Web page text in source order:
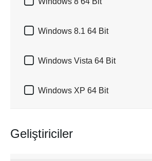
 Windows 8.1 64 Bit
 Windows Vista 64 Bit
 Windows XP 64 Bit
Geliştiriciler